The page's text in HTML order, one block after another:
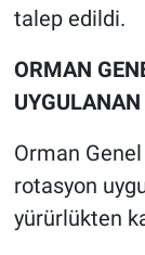
talep edildi.
ORMAN
Orman
rotasyon
yürürlükten